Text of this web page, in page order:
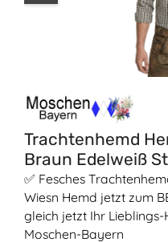
Trachtenhemd
Braun Edelweiß
✅ Fesches
Wiesn Hemd jetzt zum
gleich jetzt Ihr
Moschen-Bayern